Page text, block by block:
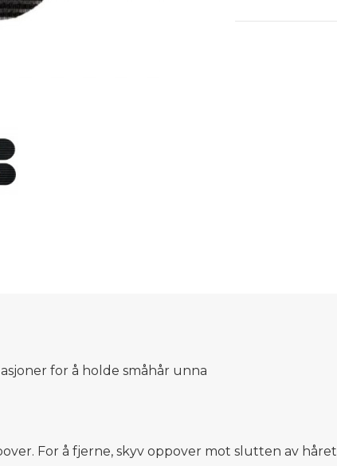
for å holde småhår unna
For å fjerne, skyv oppover mot slutten av håret